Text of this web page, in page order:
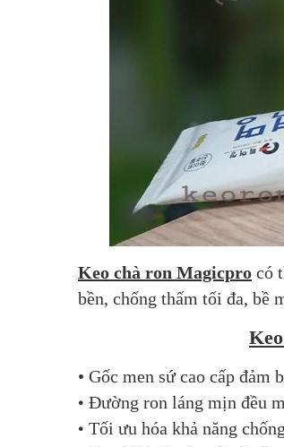
Keo chà ron Magicpro có
bền, chống thấm tối đa, bề
• Gốc men sứ cao cấp
• Đường ron láng mịn đều
• Tối ưu hóa khả năng